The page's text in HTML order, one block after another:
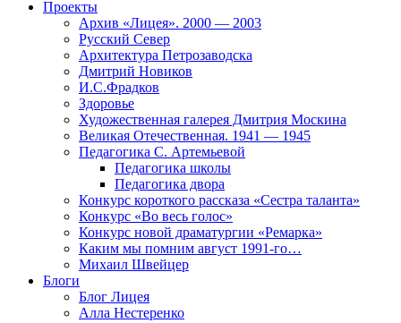
Проекты
Архив «Лицея». 2000 — 2003
Русский Север
Архитектура Петрозаводска
Дмитрий Новиков
И.С.Фрадков
Здоровье
Художественная галерея Дмитрия Москина
Великая Отечественная. 1941 — 1945
Педагогика С. Артемьевой
Педагогика школы
Педагогика двора
Конкурс короткого рассказа «Сестра таланта»
Конкурс «Во весь голос»
Конкурс новой драматургии «Ремарка»
Каким мы помним август 1991-го…
Михаил Швейцер
Блоги
Блог Лицея
Алла Нестеренко